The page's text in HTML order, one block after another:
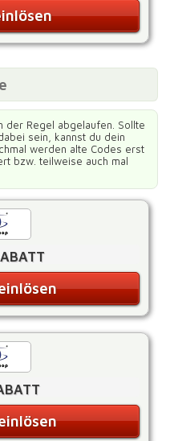
der Regel abgelaufen. Sollte
sein, kannst du dein
werden alte Codes erst
bzw. teilweise auch mal